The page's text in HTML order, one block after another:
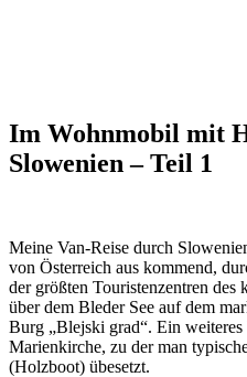
Im Wohnmobil mit
Slowenien – Teil 1
Meine Van-Reise durch
von Österreich aus kommend,
der größten Touristenzentren
über dem Bleder See auf dem
Burg „Blejski grad“. Ein
Marienkirche, zu der man
(Holzboot) übesetzt.